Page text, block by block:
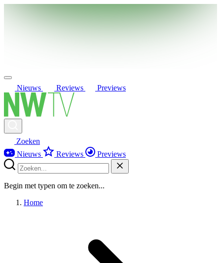
Nieuws Reviews Previews
Zoeken
Nieuws
Reviews Previews
Begin met typen om te zoeken...
Home